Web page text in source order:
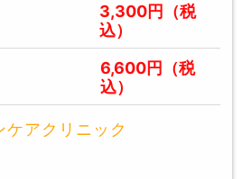
3,300円（税
込）
6,600円（税
込）
アクリニック